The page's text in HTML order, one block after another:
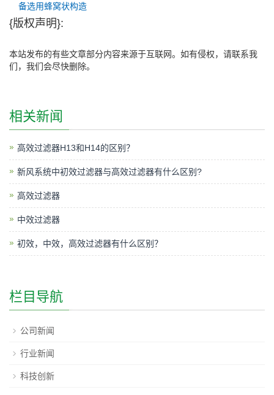
备选用蜂窝状构造
{版权声明}:
本站发布的有些文章部分内容来源于互联网。如有侵权，请联系我
们，我们会尽快删除。
相关新闻
高效过滤器H13和H14的区别？
新风系统中初效过滤器与高效过滤器有什么区别?
高效过滤器
中效过滤器
初效，中效，高效过滤器有什么区别？
栏目导航
公司新闻
行业新闻
科技创新